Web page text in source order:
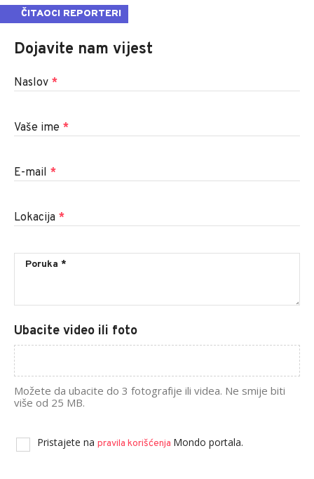
ČITAOCI REPORTERI
Dojavite nam vijest
Naslov *
Vaše ime *
E-mail *
Lokacija *
Ubacite video ili foto
Možete da ubacite do 3 fotografije ili videa. Ne smije biti
više od 25 MB.
Pristajete na pravila korišćenja Mondo portala.